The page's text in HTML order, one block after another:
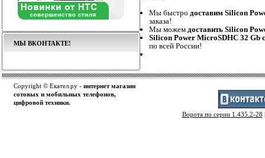
МЫ ВКОНТАКТЕ!
Мы быстро доставим Silicon
заказа!
Мы можем доставить Silicon
Silicon Power MicroSDHC 32 Gb
по всей России!
Copyright © Екател.ру - интернет магазин
сотовых и мобильных телефонов,
цифровой техники.
Ворота по серии 1.435.2-28